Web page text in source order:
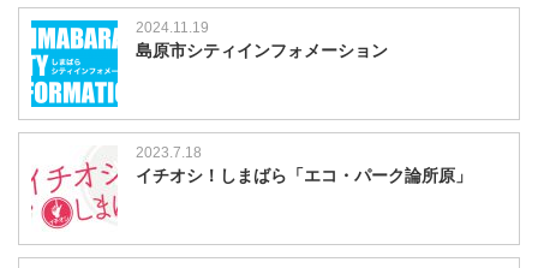
2024.11.19
島原市シティインフォメーション
2023.7.18
イチオシ！しまばら「エコ・パーク論所原」